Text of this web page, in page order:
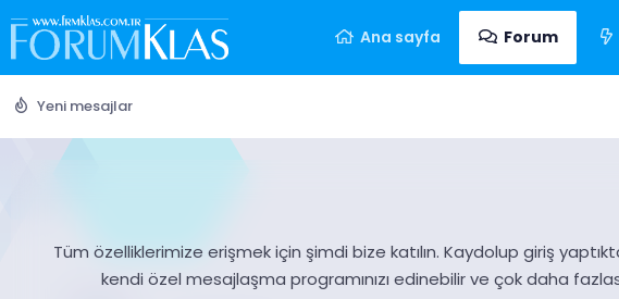
Ana sayfa Forum
Yeni mesajlar
Tüm özelliklerimize erişmek için şimdi bize katılın. Kaydolup giriş
kendi özel mesajlaşma programınızı edinebilir ve çok daha